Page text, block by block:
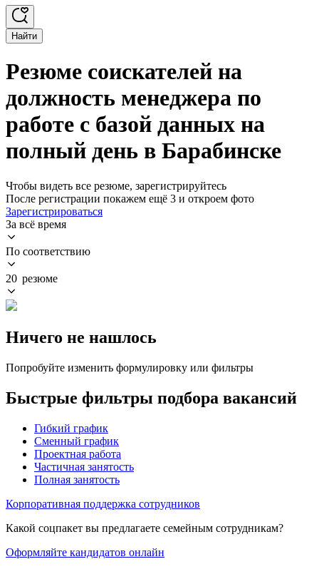
Найти
Резюме соискателей на
должность менеджера по
работе с базой данных на
полный день в Барабинске
Чтобы видеть все резюме, зарегистрируйтесь
После регистрации покажем ещё 3 и откроем фото
Зарегистрироваться
За всё время
По соответствию
20 резюме
Ничего не нашлось
Попробуйте изменить формулировку или фильтры
Быстрые фильтры подбора вакансий
Гибкий график
Сменный график
Проектная работа
Частичная занятость
Полная занятость
Корпоративная поддержка сотрудников
Какой соцпакет вы предлагаете семейным сотрудникам?
Оформляйте кандидатов онлайн